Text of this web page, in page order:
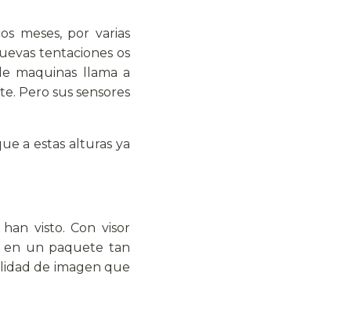
meses, por varias
tentaciones os
maquinas llama a
Pero sus sensores
a estas alturas ya
visto. Con visor
en un paquete tan
de imagen que